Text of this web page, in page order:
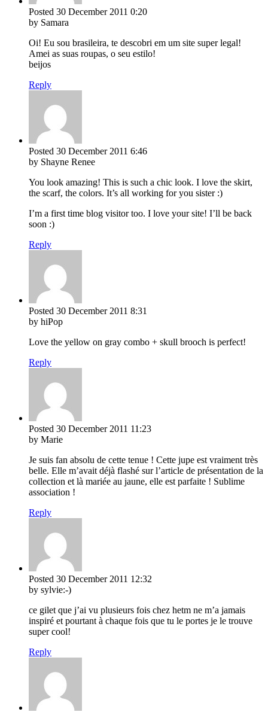
Posted 30 December 2011 0:20
by Samara
Oi! Eu sou brasileira, te descobri em um site super legal!
Amei as suas roupas, o seu estilo!
beijos
Reply
Posted 30 December 2011 6:46
by Shayne Renee
You look amazing! This is such a chic look. I love the skirt,
the scarf, the colors. It’s all working for you sister :)
I’m a first time blog visitor too. I love your site! I’ll be back
soon :)
Reply
Posted 30 December 2011 8:31
by hiPop
Love the yellow on gray combo + skull brooch is perfect!
Reply
Posted 30 December 2011 11:23
by Marie
Je suis fan absolu de cette tenue ! Cette jupe est vraiment très
belle. Elle m’avait déjà flashé sur l’article de présentation de la
collection et là mariée au jaune, elle est parfaite ! Sublime
association !
Reply
Posted 30 December 2011 12:32
by sylvie:-)
ce gilet que j’ai vu plusieurs fois chez hetm ne m’a jamais
inspiré et pourtant à chaque fois que tu le portes je le trouve
super cool!
Reply